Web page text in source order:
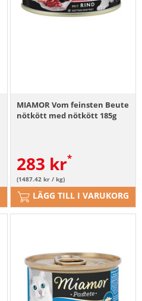
MIAMOR Vom feinsten Beute
nötkött med nötkött 185g
283 kr
(1487.42 kr / kg)
LÄGG TILL I VARUKORG